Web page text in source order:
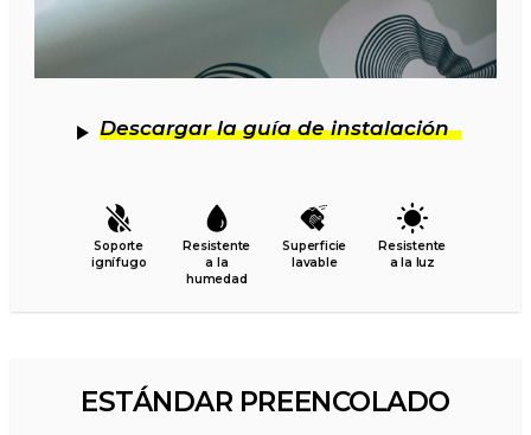
Descargar la guía de instalación
Soporte
ignífugo
Resistente
a la
humedad
Superficie
lavable
Resistente
a la luz
ESTÁNDAR PREENCOLADO